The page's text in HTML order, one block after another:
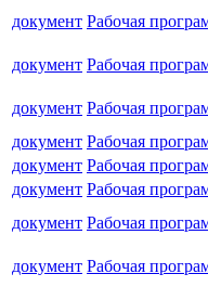
документ Рабочая
документ Рабочая
документ Рабочая
документ Рабочая
документ Рабочая
документ Рабочая
документ Рабочая
документ Рабочая